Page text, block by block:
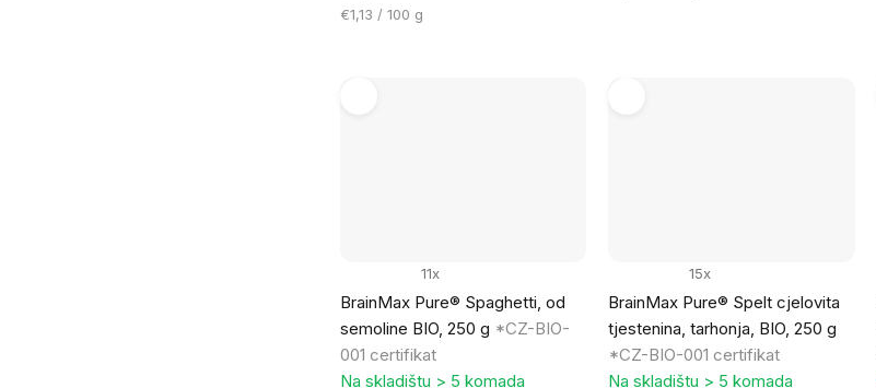
Cijena
€1,13 / 100 g
BrainMax Pure® Spaghetti, od
semoline BIO, 250 g *CZ-BIO-
001 certifikat
11x
Na skladištu > 5 komada
BrainMax Pure® Spelt cjelovita
tjestenina, tarhonja, BIO, 250 g
*CZ-BIO-001 certifikat
15x
Na skladištu > 5 komada